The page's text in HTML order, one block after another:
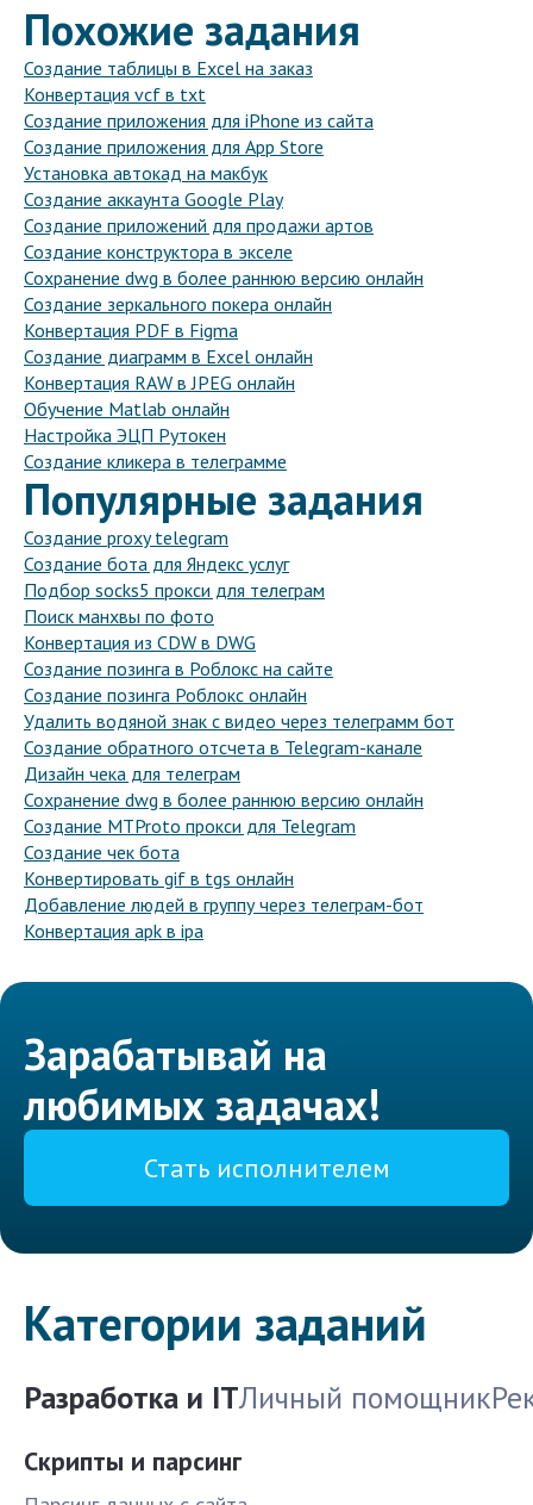
Похожие задания
Создание таблицы в Excel на заказ
Конвертация vcf в txt
Создание приложения для iPhone из сайта
Создание приложения для App Store
Установка автокад на макбук
Создание аккаунта Google Play
Создание приложений для продажи артов
Создание конструктора в экселе
Сохранение dwg в более раннюю версию онлайн
Создание зеркального покера онлайн
Конвертация PDF в Figma
Создание диаграмм в Excel онлайн
Конвертация RAW в JPEG онлайн
Обучение Matlab онлайн
Настройка ЭЦП Рутокен
Создание кликера в телеграмме
Популярные задания
Создание proxy telegram
Создание бота для Яндекс услуг
Подбор socks5 прокси для телеграм
Поиск манхвы по фото
Конвертация из CDW в DWG
Создание позинга в Роблокс на сайте
Создание позинга Роблокс онлайн
Удалить водяной знак с видео через телеграмм бот
Создание обратного отсчета в Telegram-канале
Дизайн чека для телеграм
Сохранение dwg в более раннюю версию онлайн
Создание MTProto прокси для Telegram
Создание чек бота
Конвертировать gif в tgs онлайн
Добавление людей в группу через телеграм-бот
Конвертация apk в ipa
Зарабатывай на
любимых задачах!
Стать исполнителем
Категории заданий
Разработка и ITЛичный помощник
Скрипты и парсинг